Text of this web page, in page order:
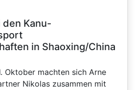
Kanu-
in Shaoxing/China
Oktober machten sich Arne
Nikolas zusammen mit